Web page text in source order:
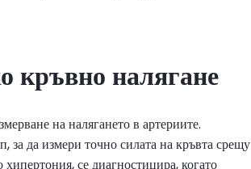
кръвно налягане
на налягането в артериите.
за да измери точно силата на кръвта срещу
се диагностицира, когато